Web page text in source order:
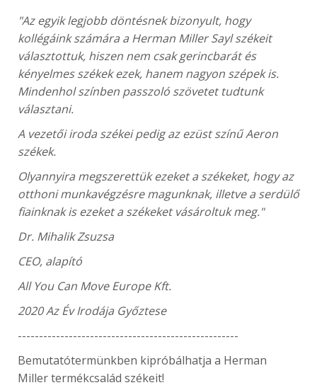
"Az egyik legjobb döntésnek bizonyult, hogy
kollégáink számára a Herman Miller Sayl székeit
választottuk, hiszen nem csak gerincbarát és
kényelmes székek ezek, hanem nagyon szépek is.
Mindenhol színben passzoló szövetet tudtunk
választani.
A vezetői iroda székei pedig az ezüst színű Aeron
székek.
Olyannyira megszerettük ezeket a székeket, hogy az
otthoni munkavégzésre magunknak, illetve a serdülő
fiainknak is ezeket a székeket vásároltuk meg."
Dr. Mihalik Zsuzsa
CEO, alapító
All You Can Move Europe Kft.
2020 Az Év Irodája Győztese
----------------------------------------------------
Bemutatótermünkben kipróbálhatja a Herman
Miller termékcsalád székeit!